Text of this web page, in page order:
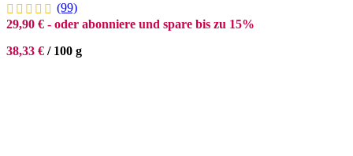
(99)
29,90 € - oder abonniere und spare bis zu 15%
38,33 € / 100 g